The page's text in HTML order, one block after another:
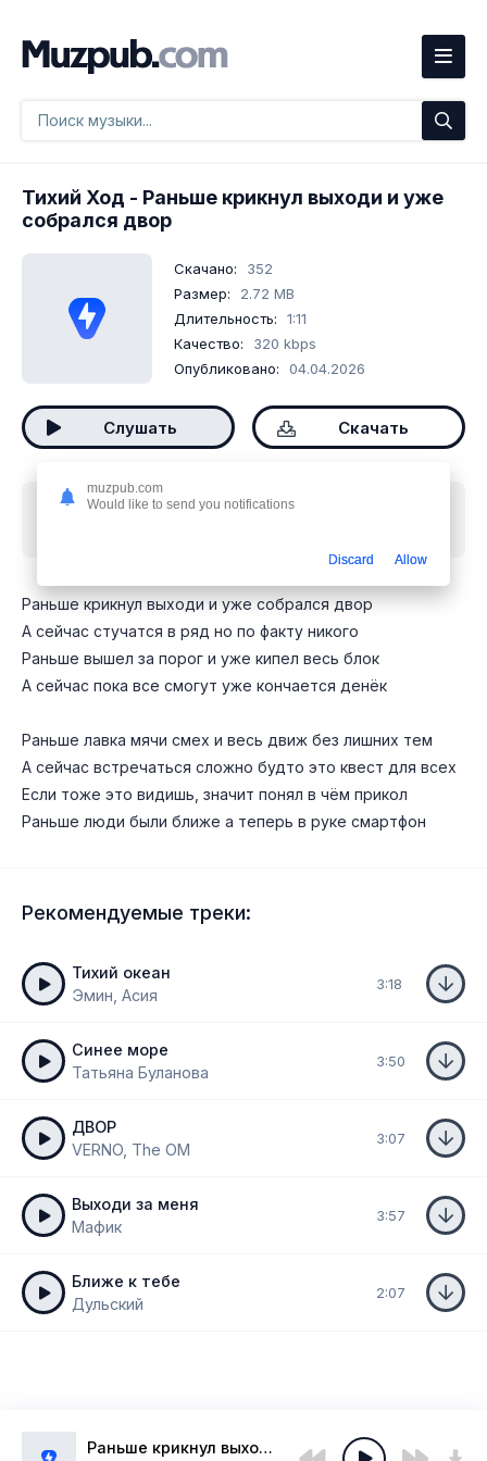
Тихий Ход - Раньше крикнул выходи и уже
собрался двор
Скачано:
352
Размер:
2.72 MB
Длительность:
1:11
Качество:
320 kbps
Опубликовано:
04.04.2026
Слушать Скачать
Скачать песню Тихий Ход - Раньше крикнул
Раньше крикнул выходи и уже собрался двор
А сейчас стучатся в ряд но по факту никого
Раньше вышел за порог и уже кипел весь блок
А сейчас пока все смогут уже кончается денёк
Раньше лавка мячи смех и весь движ без лишних тем
А сейчас встречаться сложно будто это квест для всех
Если тоже это видишь, значит понял в чём прикол
Раньше люди были ближе а теперь в руке смартфон
Рекомендуемые треки:
Тихий океан
Эмин, Асия
3:18
Синее море
Татьяна Буланова
3:50
ДВОР
VERNO, The OM
3:07
Выходи за меня
Мафик
3:57
Ближе к тебе
Дульский
2:07
Раньше крикнул выходи и уже собрался двор
muzpub.com
Would like to send you notifications
Discard Allow